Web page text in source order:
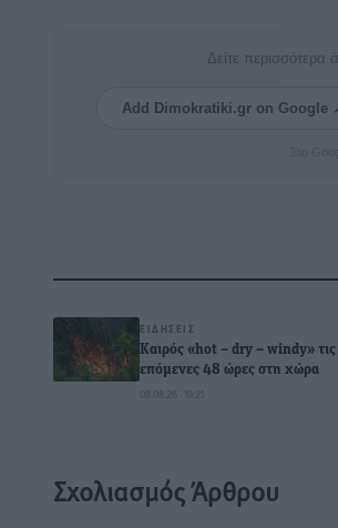
Δείτε
Add Dimokratiki.gr on Google
ΕΙΔΉΣΕΙΣ
Καιρός «hot – dry – windy» τις
επόμενες 48 ώρες στη χώρα
08.08.26 · 19:21
Σχολιασμός Άρθρου